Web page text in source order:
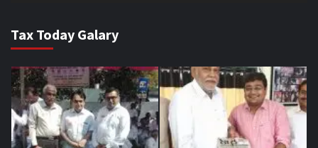
Tax Today Galary